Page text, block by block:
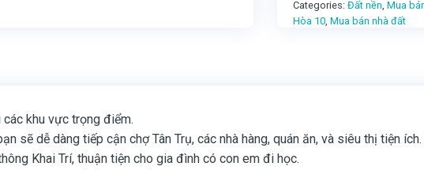
Categories: Đất nền, Mua
Hòa 10, Mua bán nhà đất
khu vực trọng điểm.
sẽ dễ dàng tiếp cận chợ Tân Trụ, các nhà hàng, quán ăn, và siêu thị tiện
Khai Trí, thuận tiện cho gia đình có con em đi học.